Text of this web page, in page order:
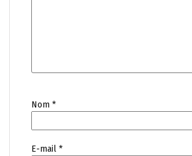
Nom *
E-mail *